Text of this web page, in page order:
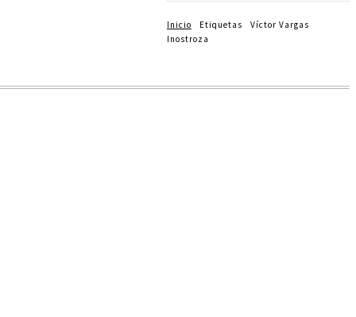
Inicio Etiquetas
Víctor Vargas
Inostroza